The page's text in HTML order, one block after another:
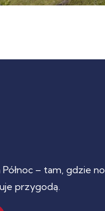
– tam, gdzie
przygodą.